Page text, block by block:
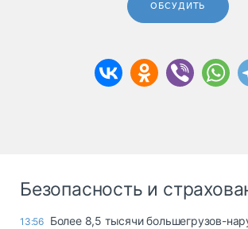
ОБСУДИТЬ
Безопасность и
13:56 Более 8,5 тысячи большегрузов-